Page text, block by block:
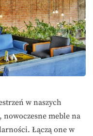
w naszych
nowoczesne meble na
Łączą one w